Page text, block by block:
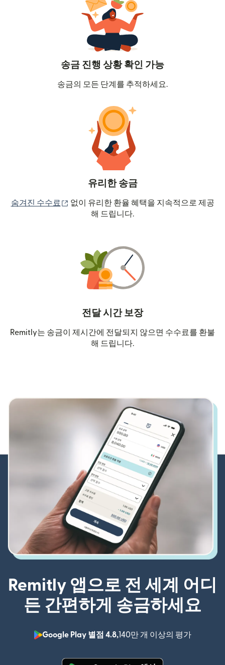
송금 진행 상황 확인 가능
송금의 모든 단계를 추적하세요.
유리한 송금
숨겨진 수수료 (새 창에서 열림)
없이 유리한 환율 혜택을 지속적으로 제공
해 드립니다.
전달 시간 보장
Remitly는 송금이 제시간에 전달되지 않으면 수수료를 환불
해 드립니다.
Remitly 앱으로 전 세계 어디
든 간편하게 송금하세요
Google Play 별점 4.8,140만 개 이상의 평가